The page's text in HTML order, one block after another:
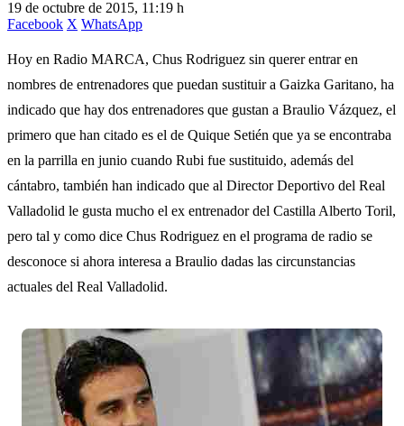
19 de octubre de 2015, 11:19 h
Facebook X WhatsApp
Hoy en Radio MARCA, Chus Rodriguez sin querer entrar en
nombres de entrenadores que puedan sustituir a Gaizka Garitano, ha
indicado que hay dos entrenadores que gustan a Braulio Vázquez, el
primero que han citado es el de Quique Setién que ya se encontraba
en la parrilla en junio cuando Rubi fue sustituido, además del
cántabro, también han indicado que al Director Deportivo del Real
Valladolid le gusta mucho el ex entrenador del Castilla Alberto Toril,
pero tal y como dice Chus Rodriguez en el programa de radio se
desconoce si ahora interesa a Braulio dadas las circunstancias
actuales del Real Valladolid.